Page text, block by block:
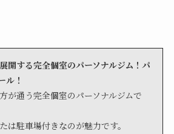
開する完全個室のパーソナルジム！パ
ル！
が通う完全個室のパーソナルジムで
は駐車場付きなのが魅力です。